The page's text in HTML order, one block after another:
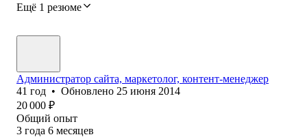
Ещё 1 резюме
Администратор сайта, маркетолог, контент-менеджер
41 год • Обновлено 25 июня 2014
20 000 ₽
Общий опыт
3 года 6 месяцев